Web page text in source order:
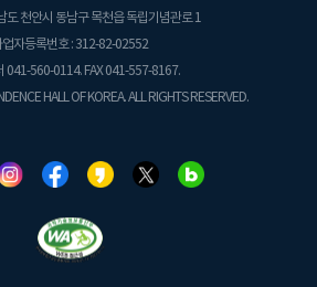
도 천안시 동남구 목천읍 독립기념관로 1
업자등록번호 : 312-82-02552
041-560-0114. FAX 041-557-8167.
HALL OF KOREA. ALL RIGHTS RESERVED.